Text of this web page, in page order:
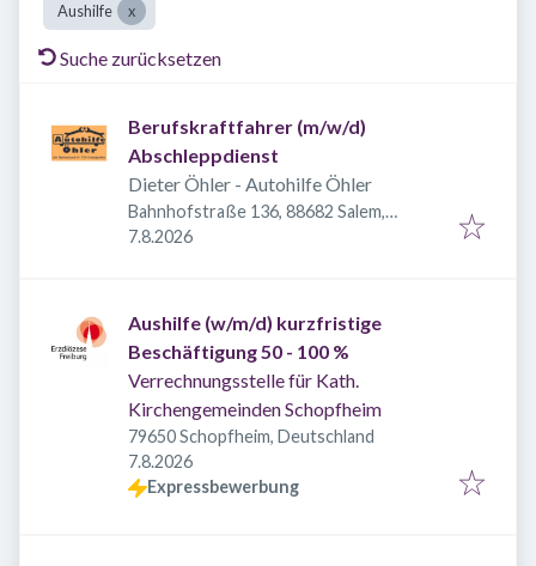
Aushilfe
Suche zurücksetzen
Berufskraftfahrer (m/w/d)
Abschleppdienst
Dieter Öhler - Autohilfe Öhler
Bahnhofstraße 136, 88682 Salem,
Deutschland
Veröffentlicht
7.8.2026
Aushilfe (w/m/d) kurzfristige
Beschäftigung 50 - 100 %
Verrechnungsstelle für Kath.
Kirchengemeinden Schopfheim
79650 Schopfheim, Deutschland
Veröffentlicht
7.8.2026
Expressbewerbung